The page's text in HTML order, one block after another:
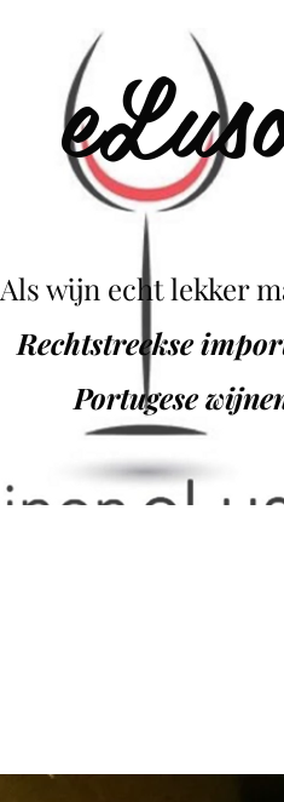
Als wijn echt lekker
Rechtstreekse
Portugese